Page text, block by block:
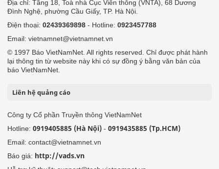
Địa chỉ: Tầng 18, Toà nhà Cục Viễn thông (VNTA), 68 Dương
Đình Nghệ, phường Cầu Giấy, TP. Hà Nội.
Điện thoại: 02439369898 - Hotline: 0923457788
Email: vietnamnet@vietnamnet.vn
© 1997 Báo VietNamNet. All rights reserved. Chỉ được phát hành
lại thông tin từ website này khi có sự đồng ý bằng văn bản của
báo VietNamNet.
Liên hệ quảng cáo
Công ty Cổ phần Truyền thông VietNamNet
Hotline: 0919405885 (Hà Nội) - 0919435885 (Tp.HCM)
Email: contact@vietnamnet.vn
Báo giá: http://vads.vn